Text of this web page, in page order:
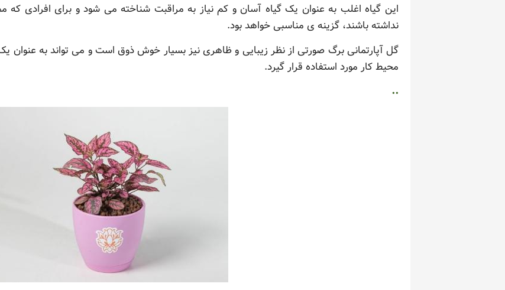
این گیاه اغلب به عنوان یک گیاه آسان و کم نیاز به مراقبت شناخته می شود و برای افرادی
نداشته باشند، گزینه ی مناسبی خواهد بود.
گل آپارتمانی برگ صورتی از نظر زیبایی و ظاهری نیز بسیار خوش ذوق است و می تواند به عنوان
محیط کار مورد استفاده قرار گیرد.
..